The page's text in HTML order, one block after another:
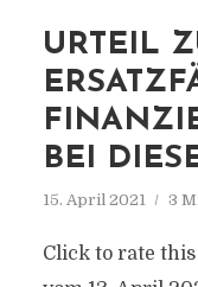
URTEIL
BEI
15. April 2021 3
Click to rate